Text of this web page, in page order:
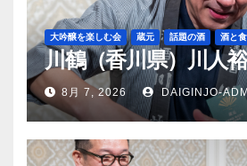
大吟醸を楽しむ会 蔵元 話題の酒 酒と
川鶴（香川県）川人
8月 7, 2026 DAIGINJO-